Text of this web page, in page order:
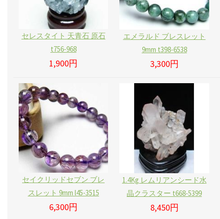
セレスタイト 天青石 原石
t756-968
1,900円
エメラルド ブレスレット
9mm t398-6538
3,300円
セイクリッドセブン ブレ
スレット 9mm l45-3515
6,300円
1.4Kg レムリアンシード水
晶クラスター t668-5399
8,450円